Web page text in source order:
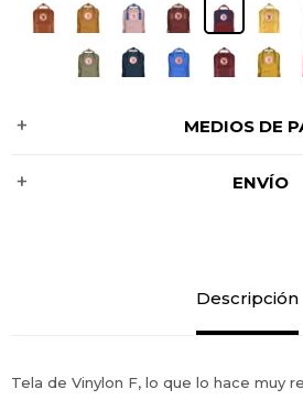
MEDIOS DE
ENVÍO
Descripción
Tela de Vinylon F, lo que lo hace muy